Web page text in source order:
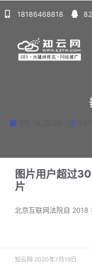
18186468818
图片用户超过
片
北京互联网法院自 2018
知云网 2020年7月19日